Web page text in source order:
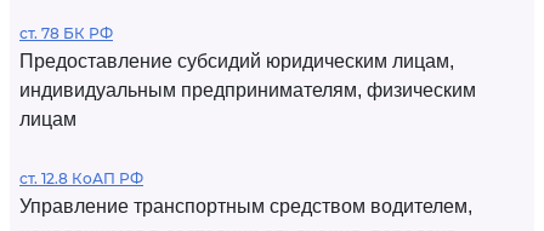
ст. 78 БК РФ
Предоставление субсидий юридическим лицам,
индивидуальным предпринимателям, физическим
лицам
ст. 12.8 КоАП РФ
Управление транспортным средством водителем,